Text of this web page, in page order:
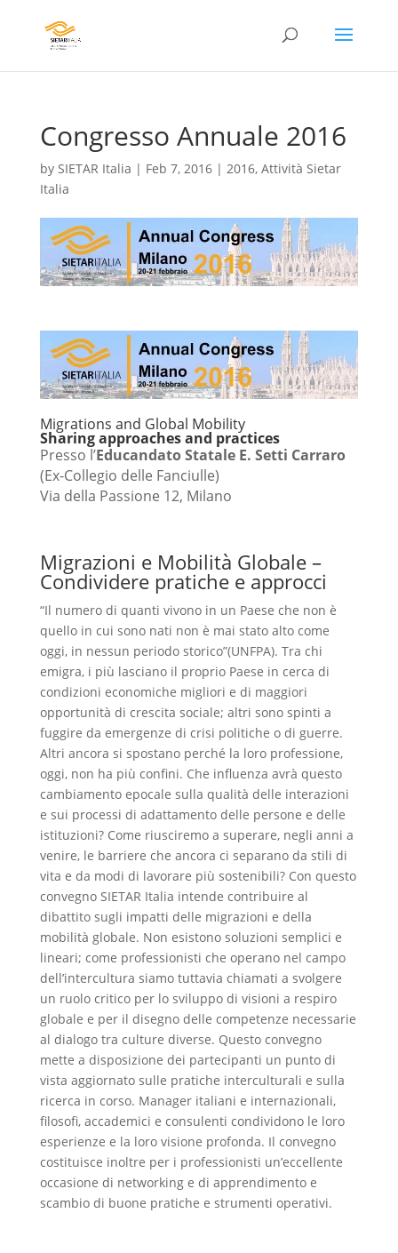
Congresso Annuale 2016
by SIETAR Italia | Feb 7, 2016| 2016, Attività Sietar
Italia
Migrations and Global Mobility
Sharing approaches and practices
Presso l’Educandato Statale E. Setti Carraro
(Ex-Collegio delle Fanciulle)
Via della Passione 12, Milano
Migrazioni e Mobilità Globale –
Condividere pratiche e approcci
“Il numero di quanti vivono in un Paese che non è
quello in cui sono nati non è mai stato alto come
oggi, in nessun periodo storico”(UNFPA). Tra chi
emigra, i più lasciano il proprio Paese in cerca di
condizioni economiche migliori e di maggiori
opportunità di crescita sociale; altri sono spinti a
fuggire da emergenze di crisi politiche o di guerre.
Altri ancora si spostano perché la loro professione,
oggi, non ha più confini. Che influenza avrà questo
cambiamento epocale sulla qualità delle interazioni
e sui processi di adattamento delle persone e delle
istituzioni? Come riusciremo a superare, negli anni a
venire, le barriere che ancora ci separano da stili di
vita e da modi di lavorare più sostenibili? Con questo
convegno SIETAR Italia intende contribuire al
dibattito sugli impatti delle migrazioni e della
mobilità globale. Non esistono soluzioni semplici e
lineari; come professionisti che operano nel campo
dell’intercultura siamo tuttavia chiamati a svolgere
un ruolo critico per lo sviluppo di visioni a respiro
globale e per il disegno delle competenze necessarie
al dialogo tra culture diverse. Questo convegno
mette a disposizione dei partecipanti un punto di
vista aggiornato sulle pratiche interculturali e sulla
ricerca in corso. Manager italiani e internazionali,
filosofi, accademici e consulenti condividono le loro
esperienze e la loro visione profonda. Il convegno
costituisce inoltre per i professionisti un’eccellente
occasione di networking e di apprendimento e
scambio di buone pratiche e strumenti operativi.